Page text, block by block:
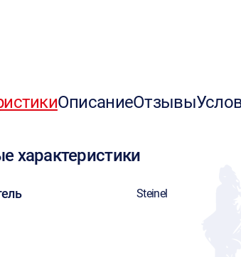
ОписаниеОтзывы
характеристики
Steinel